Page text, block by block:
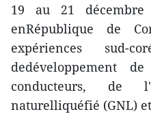
19 au 21
enRépublique de
expériences sud-
dedéveloppement
conducteurs, de
naturelliquéfié (GNL)